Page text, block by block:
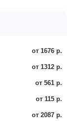
от 1676 р.
от 1312 р.
от 561 р.
от 115 р.
от 2087 р.